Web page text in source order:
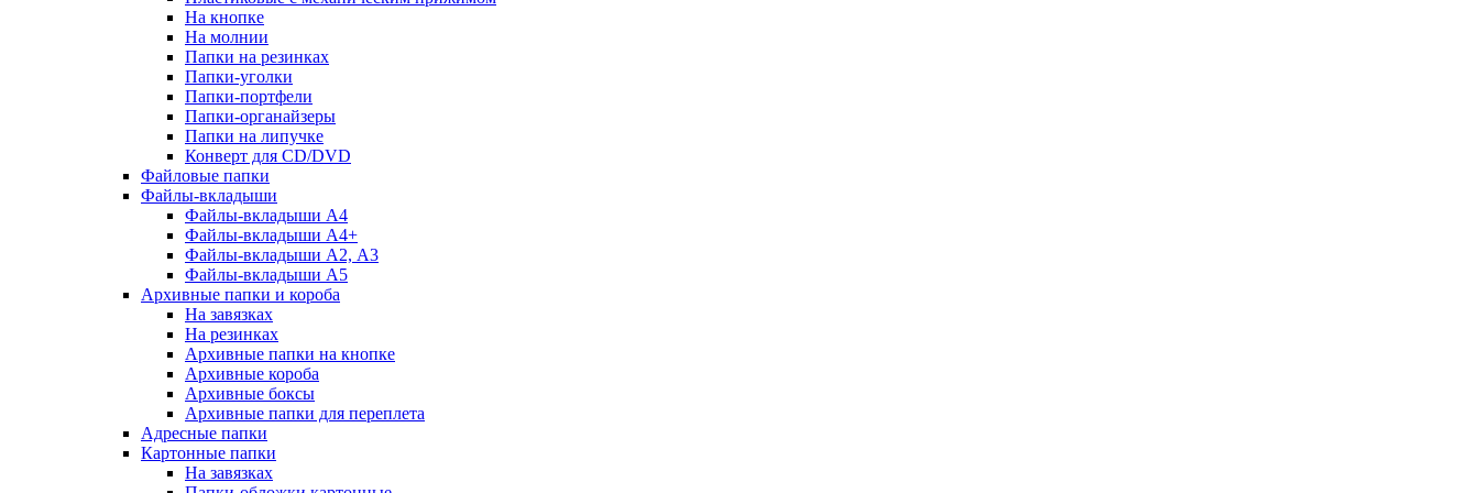
На кнопке
На молнии
Папки на резинках
Папки-уголки
Папки-портфели
Папки-органайзеры
Папки на липучке
Конверт для CD/DVD
Файловые папки
Файлы-вкладыши
Файлы-вкладыши А4
Файлы-вкладыши А4+
Файлы-вкладыши А2, А3
Файлы-вкладыши А5
Архивные папки и короба
На завязках
На резинках
Архивные папки на кнопке
Архивные короба
Архивные боксы
Архивные папки для переплета
Адресные папки
Картонные папки
На завязках